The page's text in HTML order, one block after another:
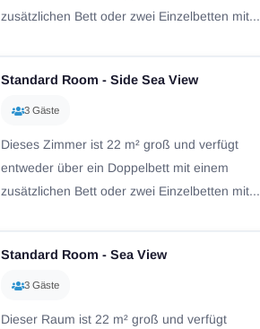
zusätzlichen Bett oder zwei Einzelbetten mit...
Standard Room - Side Sea View
3 Gäste
Dieses Zimmer ist 22 m² groß und verfügt
entweder über ein Doppelbett mit einem
zusätzlichen Bett oder zwei Einzelbetten mit...
Standard Room - Sea View
3 Gäste
Dieser Raum ist 22 m² groß und verfügt